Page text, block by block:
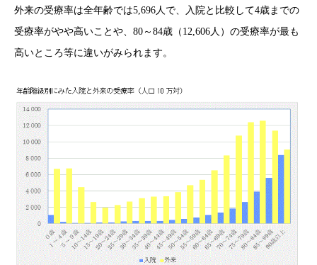
外来の受療率は全年齢では5,696人で、入院と比較して4歳までの
受療率がやや高いことや、80～84歳（12,606人）の受療率が最も
高いところ等に違いがみられます。